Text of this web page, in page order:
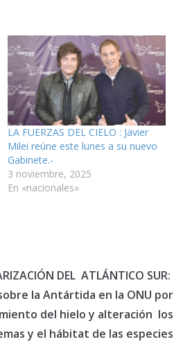
LA FUERZAS DEL CIELO : Javier
Milei reúne este lunes a su nuevo
Gabinete.-
3 noviembre, 2025
En «nacionales»
DEL ATLÁNTICO SUR:
la Antártida en la ONU por
del hielo y alteración los
y el hábitat de las especies